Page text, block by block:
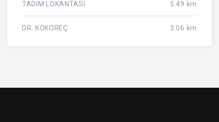
TADIM LOKANTASI 5.49 km
DR. KOKOREÇ 3.06 km